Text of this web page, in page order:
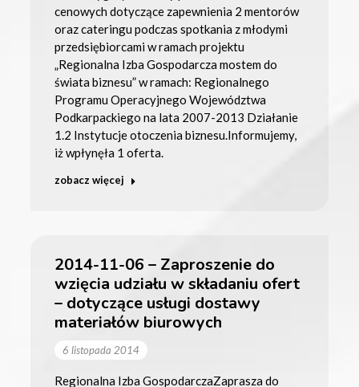
cenowych dotyczące zapewnienia 2 mentorów
oraz cateringu podczas spotkania z młodymi
przedsiębiorcami w ramach projektu
„Regionalna Izba Gospodarcza mostem do
świata biznesu” w ramach: Regionalnego
Programu Operacyjnego Województwa
Podkarpackiego na lata 2007-2013 Działanie
1.2 Instytucje otoczenia biznesu.Informujemy,
iż wpłynęła 1 oferta.
zobacz więcej
2014-11-06 – Zaproszenie do
wzięcia udziału w składaniu ofert
– dotyczące usługi dostawy
materiałów biurowych
6 listopada 2014
Regionalna Izba GospodarczaZaprasza do